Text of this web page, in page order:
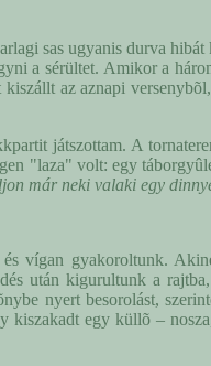
sas ugyanis durva
a sérültet. Amikor a
az aznapi
játszottam. A
"laza" volt: egy
már neki valaki egy
vígan gyakoroltunk.
után kigurultunk a
nyert besorolást,
egy küllõ –